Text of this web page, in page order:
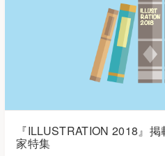
『ILLUSTRATION 2018』
家特集